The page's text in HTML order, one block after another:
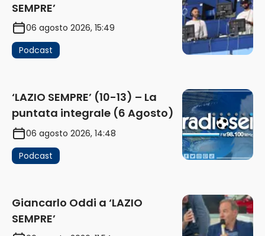
SEMPRE’
06 agosto 2026, 15:49
Podcast
‘LAZIO SEMPRE’ (10-13) – La
puntata integrale (6 Agosto)
06 agosto 2026, 14:48
Podcast
Giancarlo Oddi a ‘LAZIO
SEMPRE’